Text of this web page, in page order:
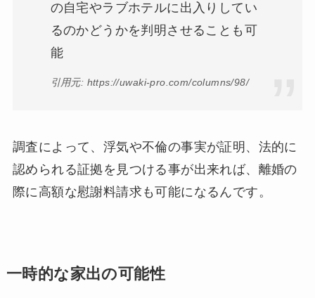
の自宅やラブホテルに出入りしてい
るのかどうかを判明させることも可
能
引用元: https://uwaki-pro.com/columns/98/
調査によって、浮気や不倫の事実が証明、法的に
認められる証拠を見つける事が出来れば、離婚の
際に高額な慰謝料請求も可能になるんです。
一時的な家出の可能性